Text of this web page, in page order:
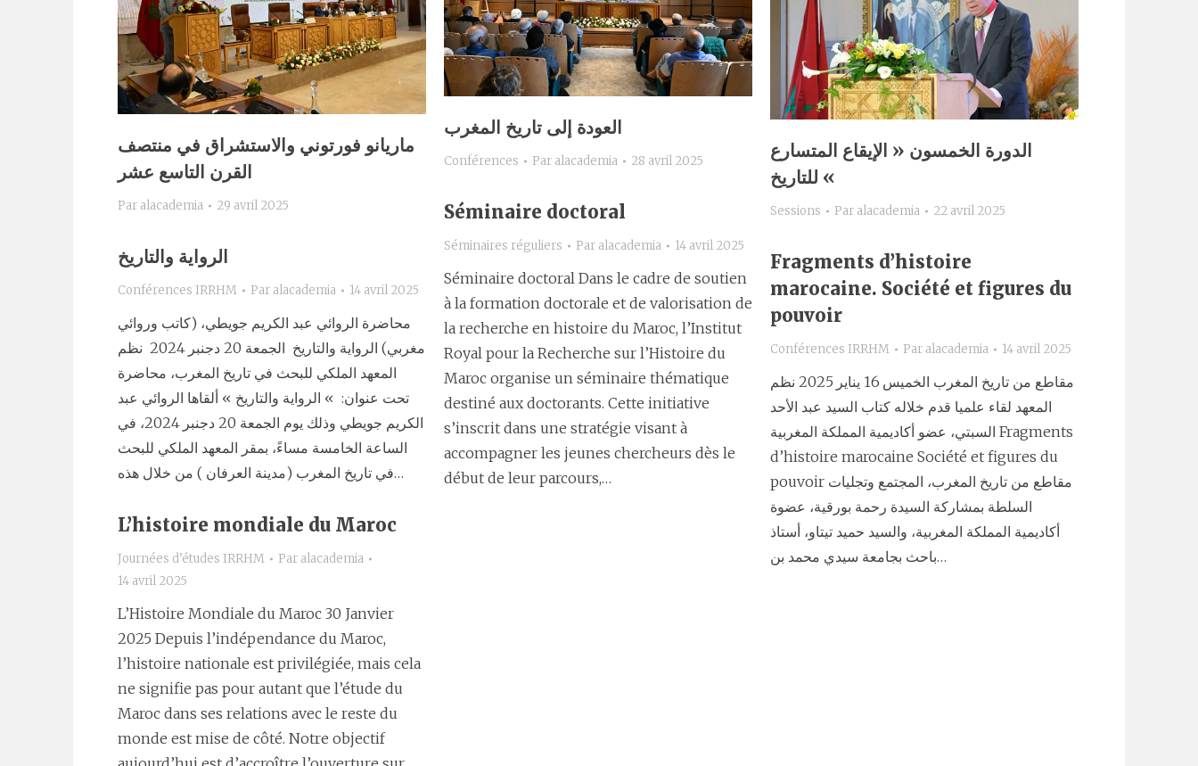
ماريانو فورتوني والاستشراق في منتصف
القرن التاسع عشر
Par alacademia 29 avril 2025
العودة إلى تاريخ المغرب
Conférences Par alacademia 28 avril 2025
الدورة الخمسون « الإيقاع المتسارع
للتاريخ «
Sessions Par alacademia 22 avril 2025
Séminaire doctoral
Séminaires réguliers Par alacademia 14 avril 2025
Séminaire doctoral Dans le cadre de soutien
à la formation doctorale et de valorisation de
la recherche en histoire du Maroc, l’Institut
Royal pour la Recherche sur l’Histoire du
Maroc organise un séminaire thématique
destiné aux doctorants. Cette initiative
s’inscrit dans une stratégie visant à
accompagner les jeunes chercheurs dès le
début de leur parcours,…
الرواية والتاريخ
Conférences IRRHM Par alacademia 14 avril 2025
محاضرة الروائي عبد الكريم جويطي، (كاتب وروائي
مغربي) الرواية والتاريخ الجمعة 20 دجنبر 2024 نظم
المعهد الملكي للبحث في تاريخ المغرب، محاضرة
تحت عنوان: » الرواية والتاريخ » ألقاها الروائي عبد
الكريم جويطي وذلك يوم الجمعة 20 دجنبر 2024، في
الساعة الخامسة مساءً، بمقر المعهد الملكي للبحث
في تاريخ المغرب (مدينة العرفان ) من خلال هذه…
Fragments d’histoire
marocaine. Société et figures du
pouvoir
Conférences IRRHM Par alacademia 14 avril 2025
مقاطع من تاريخ المغرب الخميس 16 يناير 2025 نظم
المعهد لقاء علميا قدم خلاله كتاب السيد عبد الأحد
السبتي، عضو أكاديمية المملكة المغربية Fragments
d’histoire marocaine Société et figures du
pouvoir مقاطع من تاريخ المغرب، المجتمع وتجليات
السلطة بمشاركة السيدة رحمة بورقية، عضوة
أكاديمية المملكة المغربية، والسيد حميد تيتاو، أستاذ
باحث بجامعة سيدي محمد بن…
L’histoire mondiale du Maroc
Journées d’études IRRHM Par alacademia
14 avril 2025
L’Histoire Mondiale du Maroc 30 Janvier
2025 Depuis l’indépendance du Maroc,
l’histoire nationale est privilégiée, mais cela
ne signifie pas pour autant que l’étude du
Maroc dans ses relations avec le reste du
monde est mise de côté. Notre objectif